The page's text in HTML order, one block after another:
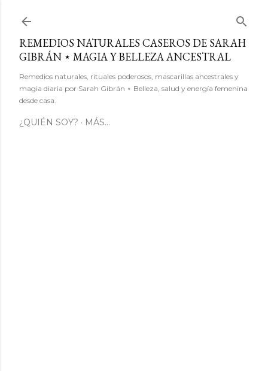
REMEDIOS NATURALES CASEROS DE SARAH
GIBRÁN ⋆ MAGIA Y BELLEZA ANCESTRAL
Remedios naturales, rituales poderosos, mascarillas ancestrales y
magia diaria por Sarah Gibrán ⋆ Belleza, salud y energía femenina
desde casa.
¿QUIÉN SOY? MÁS…